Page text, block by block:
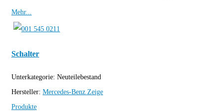
Mehr...
Schalter
Unterkategorie: Neuteilebestand
Hersteller: Mercedes-Benz Zeige
Produkte